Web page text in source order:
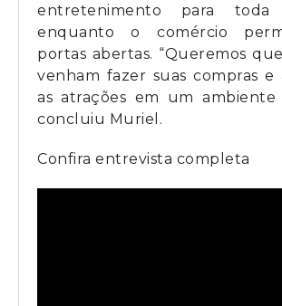
entretenimento para
enquanto o comércio
portas abertas. “Queremos
venham fazer suas compras e
as atrações em um ambiente
concluiu Muriel.
Confira entrevista completa